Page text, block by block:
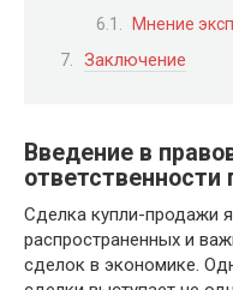
Мнение
Заключение
Введение в
ответственности
Сделка купли-продажи
распространенных и
сделок в экономике.